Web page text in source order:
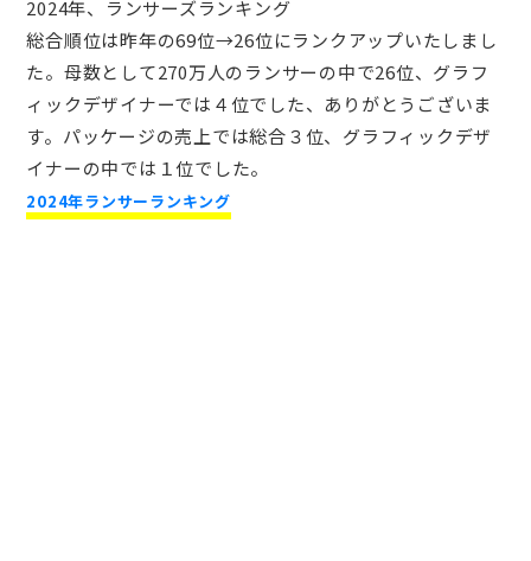
2024年、ランサーズランキング
総合順位は昨年の69位→26位にランクアップいたしまし
た。母数として270万人のランサーの中で26位、グラフ
ィックデザイナーでは４位でした、ありがとうございま
す。パッケージの売上では総合３位、グラフィックデザ
イナーの中では１位でした。
2024年ランサーランキング